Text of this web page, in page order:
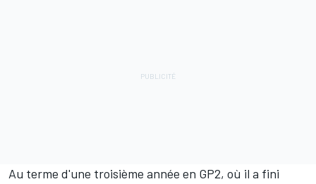
Au terme d'une troisième année en GP2, où il a fini